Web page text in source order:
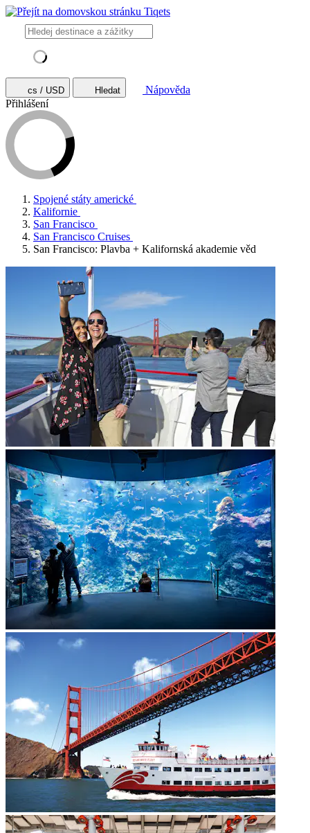
cs / USD Hledat
Nápověda
Přihlášení
Spojené státy americké
Kalifornie
San Francisco
San Francisco Cruises
San Francisco: Plavba + Kalifornská akademie věd